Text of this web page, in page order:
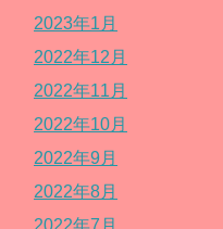
2023年1月
2022年12月
2022年11月
2022年10月
2022年9月
2022年8月
2022年7月